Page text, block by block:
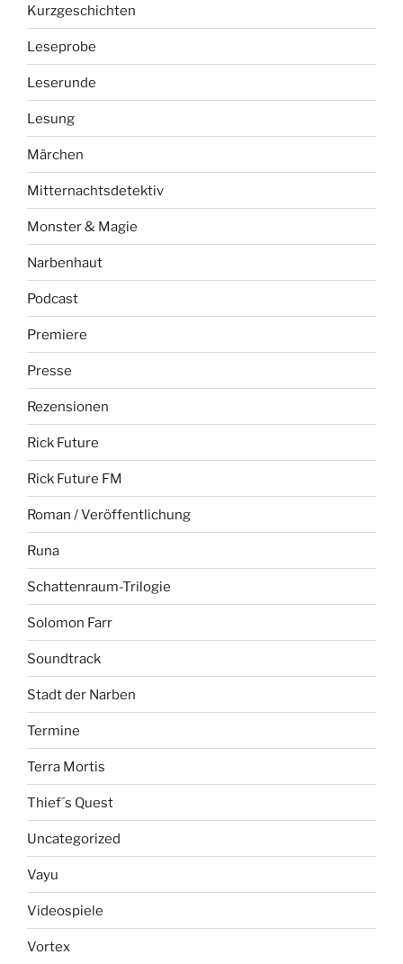
Kurzgeschichten
Leseprobe
Leserunde
Lesung
Märchen
Mitternachtsdetektiv
Monster & Magie
Narbenhaut
Podcast
Premiere
Presse
Rezensionen
Rick Future
Rick Future FM
Roman / Veröffentlichung
Runa
Schattenraum-Trilogie
Solomon Farr
Soundtrack
Stadt der Narben
Termine
Terra Mortis
Thief´s Quest
Uncategorized
Vayu
Videospiele
Vortex